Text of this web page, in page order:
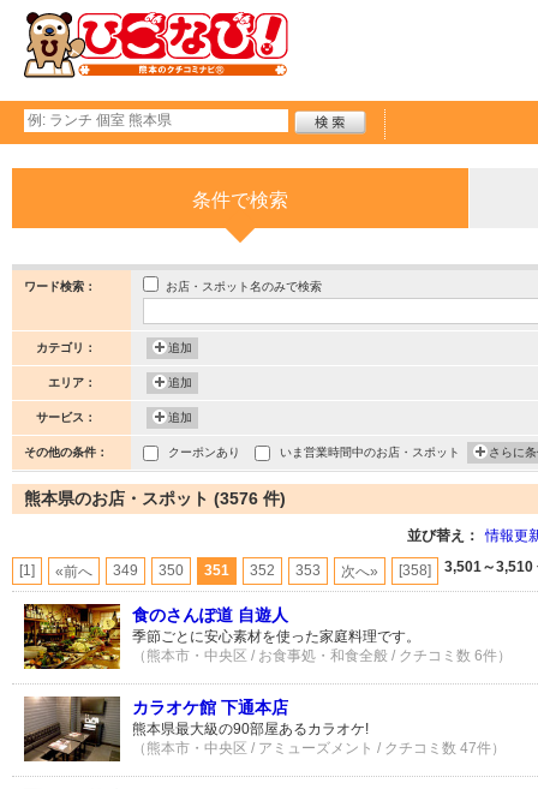
条件で検索
ワード検索： お店・スポット名のみで検索
カテゴリ： 追加
エリア： 追加
サービス： 追加
その他の条件： クーポンあり いま営業時間中のお店・スポット さらに
熊本県のお店・スポット (3576 件)
並び替え： 情報更
[1] «前へ 349 350 351 352 353 次へ» [358] 3,501～3,510
食のさんぽ道 自遊人
季節ごとに安心素材を使った家庭料理です。
（熊本市・中央区 / お食事処・和食全般 / クチコミ数 6件）
カラオケ館 下通本店
熊本県最大級の90部屋あるカラオケ!
（熊本市・中央区 / アミューズメント / クチコミ数 47件）